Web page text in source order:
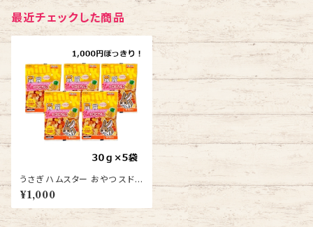
最近チェックした商品
うさぎ ハムスター おやつ スドー
ちょびっと ベジタブルミックス 1
3ｇ 5袋 送料無料
¥1,000